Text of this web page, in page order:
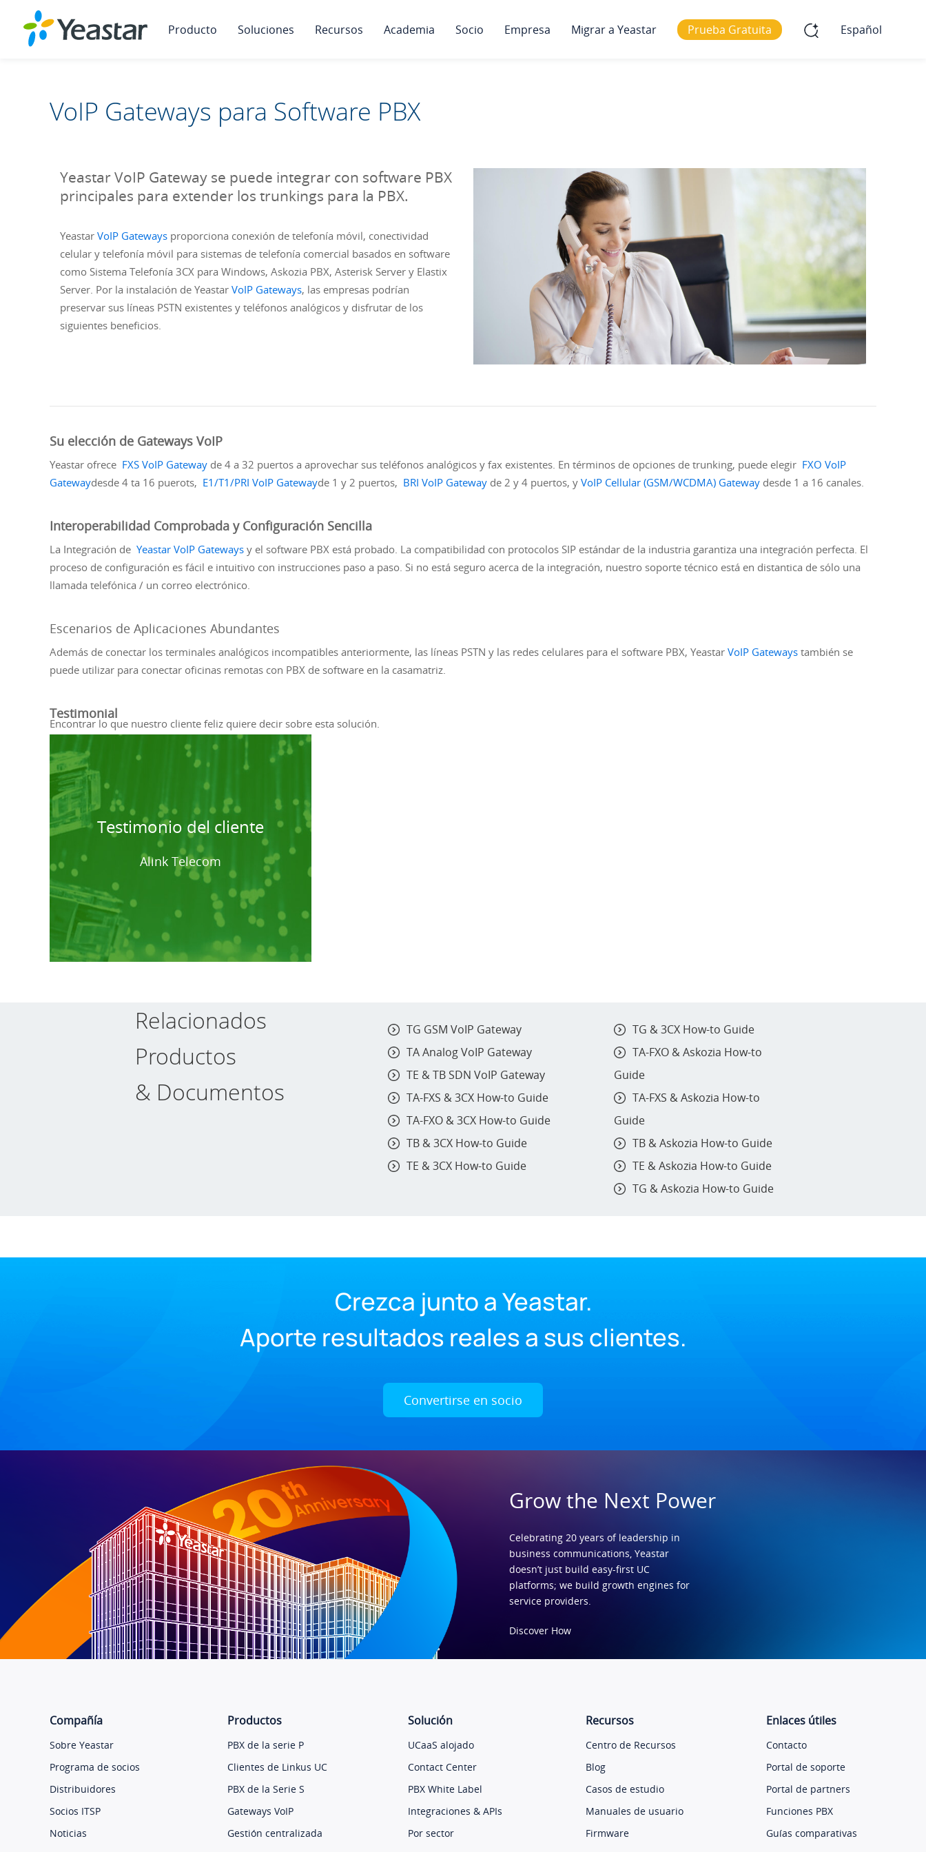
Producto Soluciones Recursos Academia Socio Empresa Migrar a Yeastar Prueba Gratuita Español
VoIP Gateways para Software PBX
Yeastar VoIP Gateway se puede integrar con software PBX
principales para extender los trunkings para la PBX.
Yeastar VoIP Gateways proporciona conexión de telefonía móvil, conectividad
celular y telefonía móvil para sistemas de telefonía comercial basados en software
como Sistema Telefonía 3CX para Windows, Askozia PBX, Asterisk Server y Elastix
Server. Por la instalación de Yeastar VoIP Gateways, las empresas podrían
preservar sus líneas PSTN existentes y teléfonos analógicos y disfrutar de los
siguientes beneficios.
Su elección de Gateways VoIP
Yeastar ofrece FXS VoIP Gateway de 4 a 32 puertos a aprovechar sus teléfonos analógicos y fax existentes. En términos de opciones de trunking, puede elegir FXO VoIP
Gatewaydesde 4 ta 16 puerots, E1/T1/PRI VoIP Gatewayde 1 y 2 puertos, BRI VoIP Gateway de 2 y 4 puertos, y VoIP Cellular (GSM/WCDMA) Gateway desde 1 a 16 canales.
Interoperabilidad Comprobada y Configuración Sencilla
La Integración de Yeastar VoIP Gateways y el software PBX está probado. La compatibilidad con protocolos SIP estándar de la industria garantiza una integración perfecta. El
proceso de configuración es fácil e intuitivo con instrucciones paso a paso. Si no está seguro acerca de la integración, nuestro soporte técnico está en distantica de sólo una
llamada telefónica / un correo electrónico.
Escenarios de Aplicaciones Abundantes
Además de conectar los terminales analógicos incompatibles anteriormente, las líneas PSTN y las redes celulares para el software PBX, Yeastar VoIP Gateways también se
puede utilizar para conectar oficinas remotas con PBX de software en la casamatriz.
Testimonial
Encontrar lo que nuestro cliente feliz quiere decir sobre esta solución.
Testimonio del cliente
Alink Telecom
Relacionados
Productos
& Documentos
TG GSM VoIP Gateway
TA Analog VoIP Gateway
TE & TB SDN VoIP Gateway
TA-FXS & 3CX How-to Guide
TA-FXO & 3CX How-to Guide
TB & 3CX How-to Guide
TE & 3CX How-to Guide
TG & 3CX How-to Guide
TA-FXO & Askozia How-to
Guide
TA-FXS & Askozia How-to
Guide
TB & Askozia How-to Guide
TE & Askozia How-to Guide
TG & Askozia How-to Guide
Crezca junto a Yeastar.
Aporte resultados reales a sus clientes.
Convertirse en socio
Grow the Next Power
Celebrating 20 years of leadership in
business communications, Yeastar
doesn’t just build easy-first UC
platforms; we build growth engines for
service providers.
Discover How
Compañía
Sobre Yeastar
Programa de socios
Distribuidores
Socios ITSP
Noticias
Productos
PBX de la serie P
Clientes de Linkus UC
PBX de la Serie S
Gateways VoIP
Gestión centralizada
Solución
UCaaS alojado
Contact Center
PBX White Label
Integraciones & APIs
Por sector
Recursos
Centro de Recursos
Blog
Casos de estudio
Manuales de usuario
Firmware
Enlaces útiles
Contacto
Portal de soporte
Portal de partners
Funciones PBX
Guías comparativas